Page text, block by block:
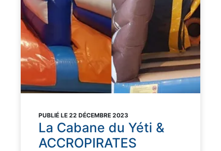
PUBLIÉ LE 22 DÉCEMBRE 2023
La Cabane du Yéti &
ACCROPIRATES